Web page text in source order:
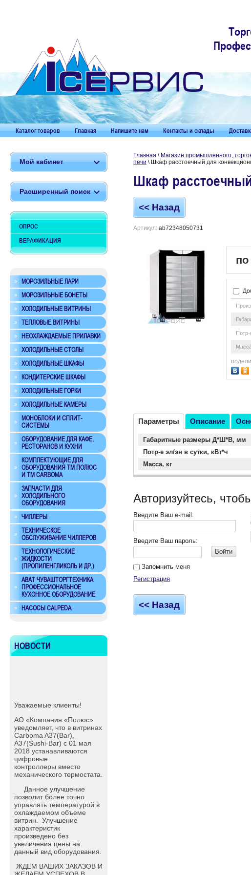
Каталог товаров Главная Напишите нам Контакты и склады
Главная \ Магазин промышленного,
печи \ Шкаф расстоечный для
Шкаф
<< Назад
Артикул: ab72348050731
по
Потр-
Параметры Описание
Габаритные размеры Д*Ш*В, мм
Потр-е эл/эн в сутки, кВт*ч
Масса, кг
Авторизуйтесь,
Введите Ваш e-mail:
Введите Ваш пароль:
Войти
Запомнить меня
Регистрация
<< Назад
Мой кабинет
Расширенный поиск
ОПРОС
ВЕРАФИКАЦИЯ
МОРОЗИЛЬНЫЕ ЛАРИ
МОРОЗИЛЬНЫЕ БОНЕТЫ
ХОЛОДИЛЬНЫЕ ВИТРИНЫ
ТЕПЛОВЫЕ ВИТРИНЫ
НЕОХЛАЖДАЕМЫЕ ПРИЛАВКИ
ХОЛОДИЛЬНЫЕ СТОЛЫ
ХОЛОДИЛЬНЫЕ ШКАФЫ
КОНДИТЕРСКИЕ ШКАФЫ
ХОЛОДИЛЬНЫЕ ГОРКИ
ХОЛОДИЛЬНЫЕ КАМЕРЫ
МОНОБЛОКИ И СПЛИТ-
СИСТЕМЫ
ОБОРУДОВАНИЕ ДЛЯ КАФЕ,
РЕСТОРАНОВ И КУХНИ
КОМПЛЕКТУЮЩИЕ ДЛЯ
ОБОРУДОВАНИЯ ТМ ПОЛЮС
И ТМ CARBOMA
ЗАПЧАСТИ ДЛЯ
ХОЛОДИЛЬНОГО
ОБОРУДОВАНИЯ
ЧИЛЛЕРЫ
ТЕХНИЧЕСКОЕ
ОБСЛУЖИВАНИЕ ЧИЛЛЕРОВ
ТЕХНОЛОГИЧЕСКИЕ
ЖИДКОСТИ
(ПРОПИЛЕНГЛИКОЛЬ И ДР.)
ABAT ЧУВАШТОРГТЕХНИКА
ПРОФЕССИОНАЛЬНОЕ
КУХОННОЕ ОБОРУДОВАНИЕ
НАСОСЫ CALPEDA
НОВОСТИ
Уважаемые клиенты!
АО «Компания «Полюс»
уведомляет, что в витринах
Carboma A37(Bar),
A37(Sushi-Bar) c 01 мая
2018 устанавливаются
цифровые
контроллеры вместо
механического термостата.
Данное улучшение
позволит более точно
управлять температурой в
охлаждаемом объеме
витрин. Улучшение
характеристик
произведено без
увеличения цены на
данный вид оборудования.
ЖДЕМ ВАШИХ ЗАКАЗОВ И